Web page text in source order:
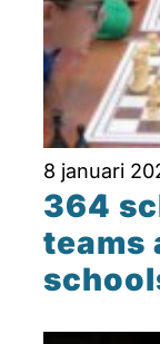
8 januari
364
teams